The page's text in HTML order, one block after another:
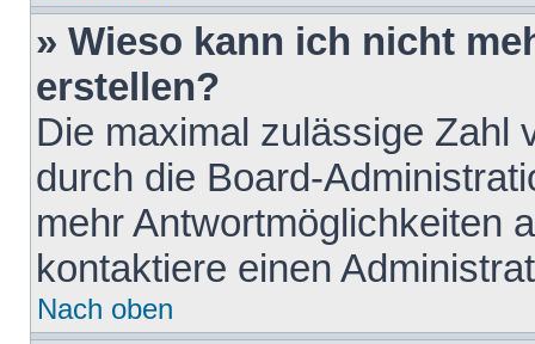
» Wieso kann ich nicht
erstellen?
Die maximal zulässige Zahl
durch die Board-
mehr Antwortmöglichkeiten
kontaktiere einen
Nach oben